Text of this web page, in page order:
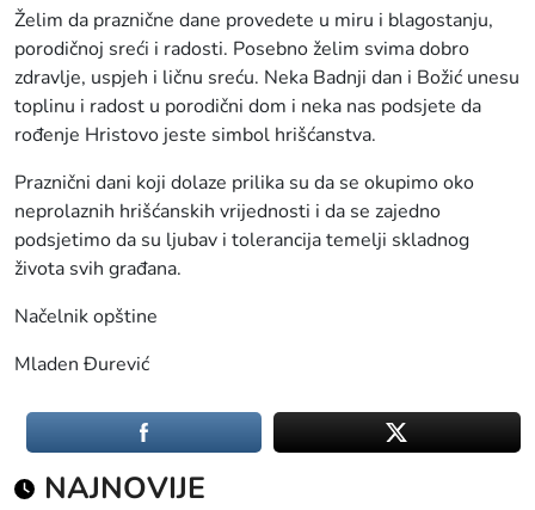
Želim da praznične dane provedete u miru i blagostanju,
porodičnoj sreći i radosti. Posebno želim svima dobro
zdravlje, uspjeh i ličnu sreću. Neka Badnji dan i Božić unesu
toplinu i radost u porodični dom i neka nas podsjete da
rođenje Hristovo jeste simbol hrišćanstva.
Praznični dani koji dolaze prilika su da se okupimo oko
neprolaznih hrišćanskih vrijednosti i da se zajedno
podsjetimo da su ljubav i tolerancija temelji skladnog
života svih građana.
Načelnik opštine
Mladen Đurević
NAJNOVIJE